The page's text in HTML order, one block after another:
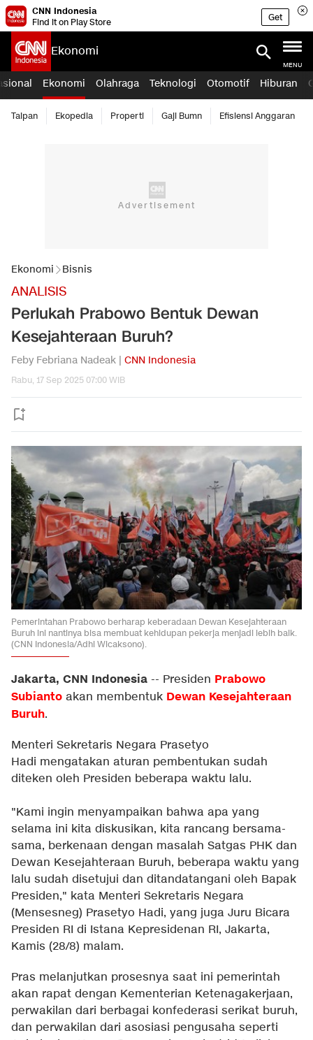
CNN Indonesia
Find it on Play Store
Get
Ekonomi
MENU
Ekonomi Olahraga Teknologi Otomotif Hiburan
Taipan Ekopedia Properti Gaji Bumn Efisiensi Anggaran
Ekonomi Bisnis
ANALISIS
Perlukah Prabowo Bentuk Dewan
Kesejahteraan Buruh?
Feby Febriana Nadeak | CNN Indonesia
Rabu, 17 Sep 2025 07:00 WIB
Pemerintahan Prabowo berharap keberadaan Dewan Kesejahteraan
Buruh ini nantinya bisa membuat kehidupan pekerja menjadi lebih baik.
(CNN Indonesia/Adhi Wicaksono).
Jakarta, CNN Indonesia -- Presiden Prabowo
Subianto akan membentuk Dewan Kesejahteraan
Buruh.
Menteri Sekretaris Negara Prasetyo
Hadi mengatakan aturan pembentukan sudah
diteken oleh Presiden beberapa waktu lalu.
"Kami ingin menyampaikan bahwa apa yang
selama ini kita diskusikan, kita rancang bersama-
sama, berkenaan dengan masalah Satgas PHK dan
Dewan Kesejahteraan Buruh, beberapa waktu yang
lalu sudah disetujui dan ditandatangani oleh Bapak
Presiden," kata Menteri Sekretaris Negara
(Mensesneg) Prasetyo Hadi, yang juga Juru Bicara
Presiden RI di Istana Kepresidenan RI, Jakarta,
Kamis (28/8) malam.
Pras melanjutkan prosesnya saat ini pemerintah
akan rapat dengan Kementerian Ketenagakerjaan,
perwakilan dari berbagai konfederasi serikat buruh,
dan perwakilan dari asosiasi pengusaha seperti